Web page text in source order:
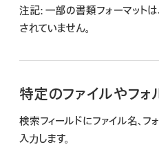
注記: 一部の書類フォーマットは
されていません。
特定のファイルやフ
検索フィールドにファイル名、
入力します。